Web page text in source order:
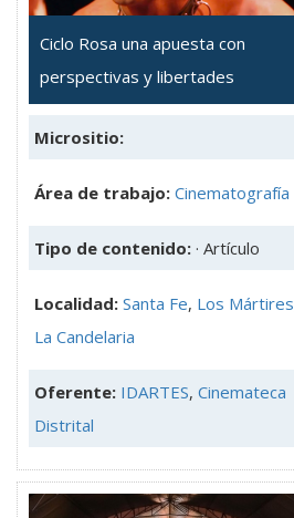
Ciclo Rosa una apuesta con
perspectivas y libertades
Micrositio:
Área de trabajo: Cinematografía
Tipo de contenido: · Artículo
Localidad: Santa Fe, Los Mártires
La Candelaria
Oferente: IDARTES, Cinemateca
Distrital